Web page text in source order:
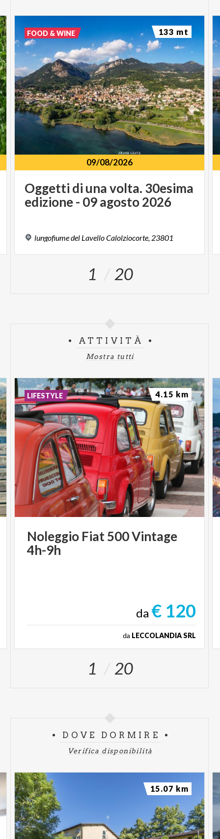
09/08/2026
Oggetti di unavolta. 30esima
edizione- 09agosto2026
lungofiumedel LavelloCalolziocorte, 23801
FOOD & WINE 133 mt
1 20
ATTIVITÀ
Mostra tutti
Noleggio Fiat500Vintage
4h-9h
da € 120
da LECCOLANDIA SRL
LIFESTYLE 4.15 km
1 20
DOVE DORMIRE
Verifica disponibilità
15.07 km